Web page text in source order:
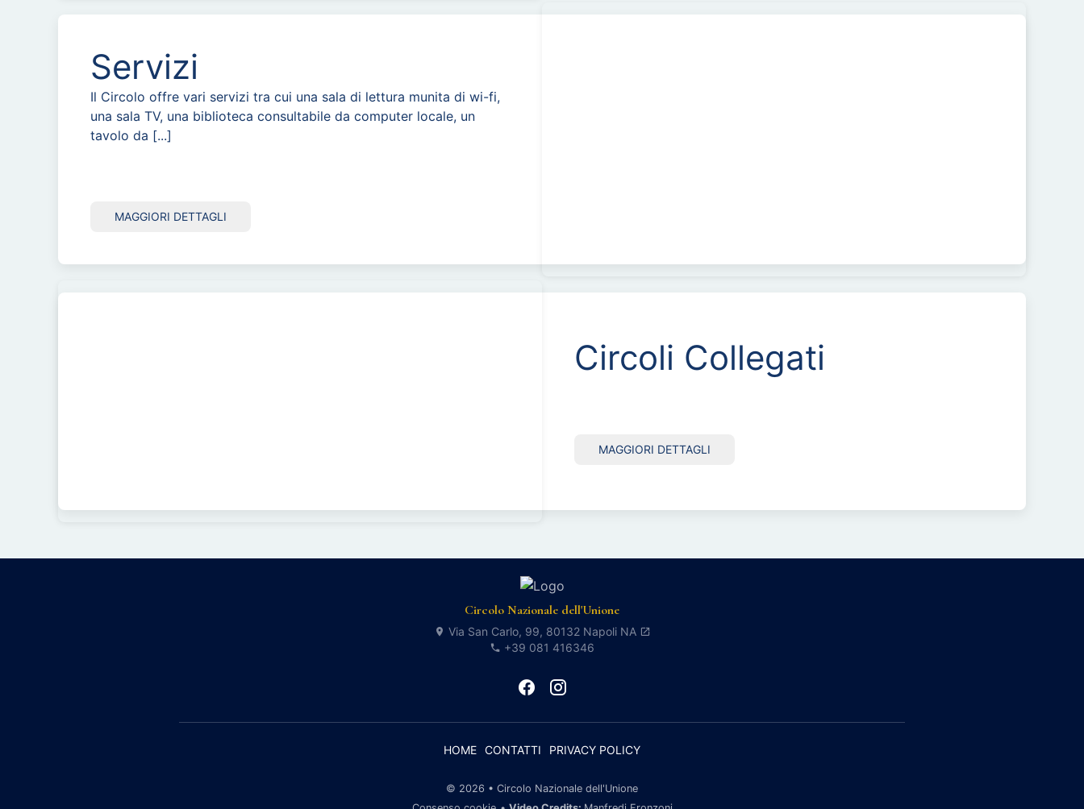
Servizi
Il Circolo offre vari servizi tra cui una sala di lettura munita di wi-fi,
una sala TV, una biblioteca consultabile da computer locale, un
tavolo da [...]
MAGGIORI DETTAGLI
Circoli Collegati
MAGGIORI DETTAGLI
Circolo Nazionale dell'Unione
Via San Carlo, 99, 80132 Napoli NA
+39 081 416346
HOME CONTATTI PRIVACY POLICY
© 2026 • Circolo Nazionale dell'Unione